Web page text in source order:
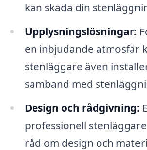
kan skada din
Upplysningslösningar:
en inbjudande atmosfär
stenläggare även
samband med
Design och rådgivning:
professionell
råd om design och